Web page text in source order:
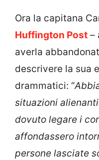
Ora la capitana
Huffington Post –
averla
descrivere la sua
drammatici: “
situazioni alienanti
dovuto legare i
affondassero
persone lasciate